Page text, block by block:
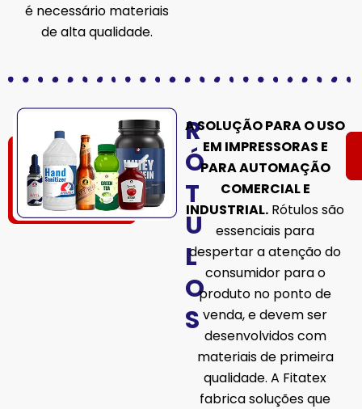
é necessário materiais
de alta qualidade.
R
Ó
T
U
L
O
S
A SOLUÇÃO PARA O USO
EM IMPRESSORAS E
PARA AUTOMAÇÃO
COMERCIAL E
INDUSTRIAL. Rótulos são
essenciais para
despertar a atenção do
consumidor para o
produto no ponto de
venda, e devem ser
desenvolvidos com
materiais de primeira
qualidade. A Fitatex
fabrica soluções que